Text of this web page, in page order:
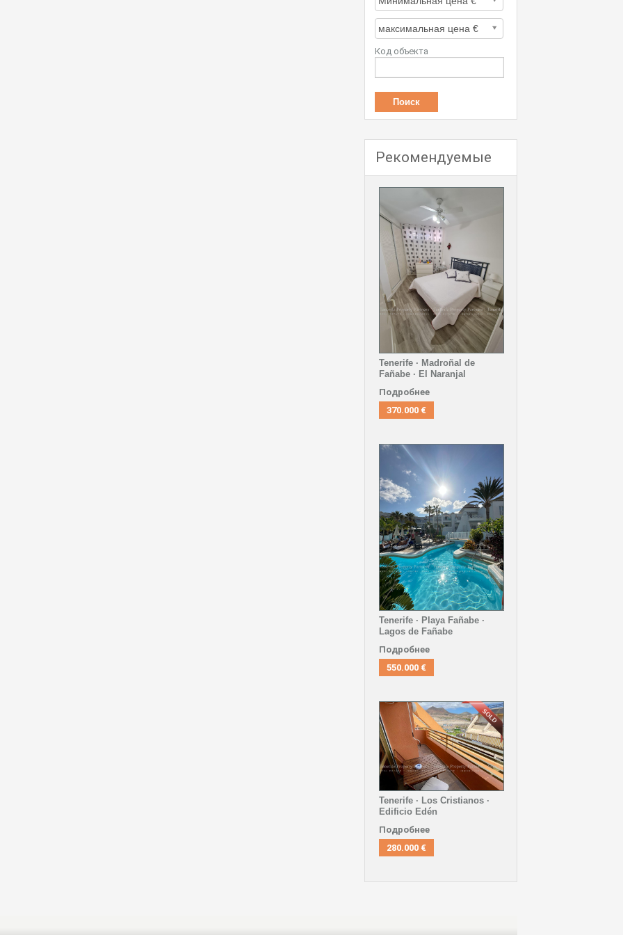
Код объекта
Рекомендуемые
Tenerife · Madroñal de
Fañabe · El Naranjal
Подробнее
370.000 €
Tenerife · Playa Fañabe ·
Lagos de Fañabe
Подробнее
550.000 €
Tenerife · Los Cristianos ·
Edificio Edén
Подробнее
280.000 €